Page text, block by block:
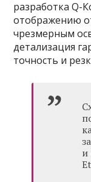
разработка Q-
отображению
чрезмерным
детализация
точность и
и